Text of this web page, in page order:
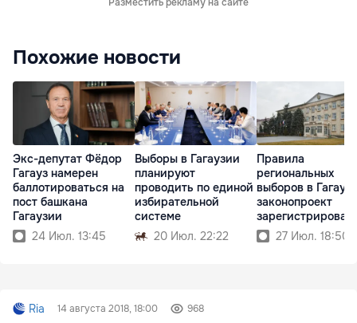
Разместить рекламу на сайте
Похожие новости
Экс-депутат Фёдор
Гагауз намерен
баллотироваться на
пост башкана
Гагаузии
24 Июл. 13:45
Выборы в Гагаузии
планируют
проводить по единой
избирательной
системе
20 Июл. 22:22
Правила
региональных
выборов в
законопроект
зарегистрирован
парламенте
27 Июл. 18:50
Ria 14 августа 2018, 18:00 968